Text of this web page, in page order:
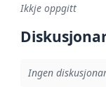
Ikkje oppgitt
Ingen